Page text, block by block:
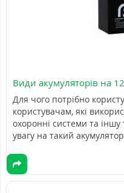
Види акумуляторів на
Для чого потрібно
користувачам, які
охоронні системи та іншу
увагу на такий